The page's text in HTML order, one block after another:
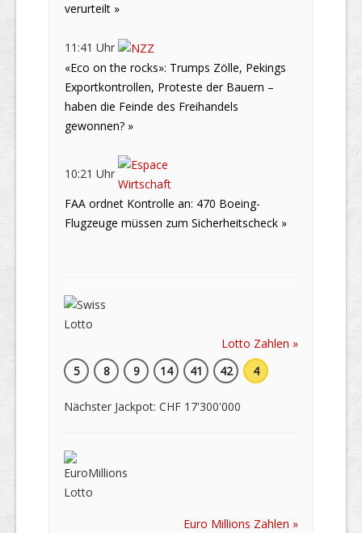
verurteilt »
11:41 Uhr
«Eco on the rocks»: Trumps Zölle, Pekings
Exportkontrollen, Proteste der Bauern –
haben die Feinde des Freihandels
gewonnen? »
10:21 Uhr
FAA ordnet Kontrolle an: 470 Boeing-
Flugzeuge müssen zum Sicherheitscheck »
Lotto Zahlen »
5
8 9 14 41 42 4
Nächster Jackpot: CHF 17'300'000
Euro Millions Zahlen »